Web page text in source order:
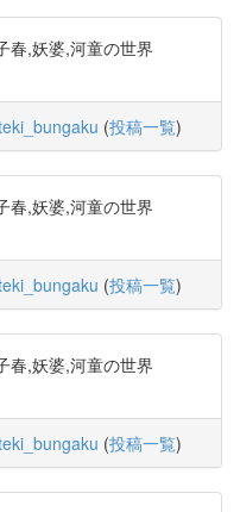
春,妖婆,河童の世界
(投稿一覧)
春,妖婆,河童の世界
(投稿一覧)
春,妖婆,河童の世界
(投稿一覧)